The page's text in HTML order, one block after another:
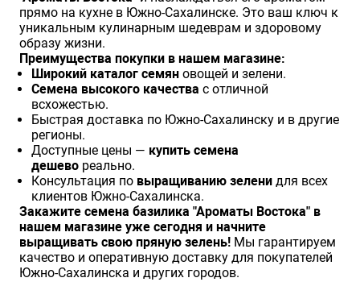
прямо на кухне в Южно-Сахалинске. Это ваш ключ к
уникальным кулинарным шедеврам и здоровому
образу жизни.
Преимущества покупки в нашем магазине:
Широкий каталог семян овощей и зелени.
Семена высокого качества с отличной
всхожестью.
Быстрая доставка по Южно-Сахалинску и в другие
регионы.
Доступные цены — купить семена
дешево реально.
Консультация по выращиванию зелени для всех
клиентов Южно-Сахалинска.
Закажите семена базилика "Ароматы Востока" в
нашем магазине уже сегодня и начните
выращивать свою пряную зелень! Мы гарантируем
качество и оперативную доставку для покупателей
Южно-Сахалинска и других городов.